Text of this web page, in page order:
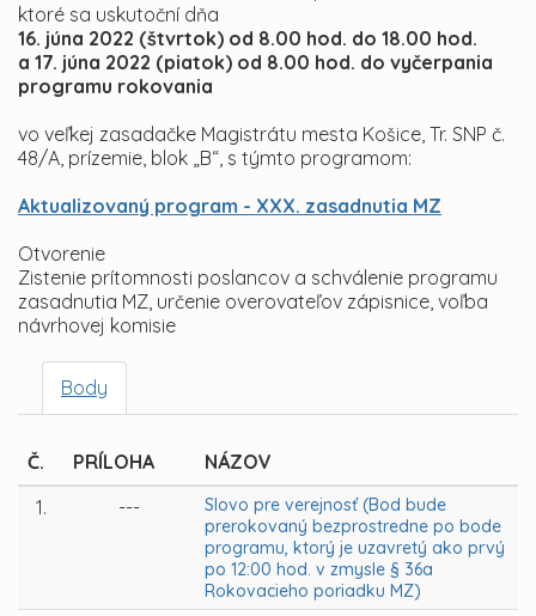
ktoré sa uskutoční dňa
16. júna 2022 (štvrtok) od 8.00 hod. do 18.00 hod.
a 17. júna 2022 (piatok) od 8.00 hod. do vyčerpania
programu rokovania
vo veľkej zasadačke Magistrátu mesta Košice, Tr. SNP č.
48/A, prízemie, blok „B“, s týmto programom:
Aktualizovaný program - XXX. zasadnutia MZ
Otvorenie
Zistenie prítomnosti poslancov a schválenie programu
zasadnutia MZ, určenie overovateľov zápisnice, voľba
návrhovej komisie
Body
Č. PRÍLOHA
NÁZOV
1.
---
Slovo pre verejnosť (Bod bude
prerokovaný bezprostredne po bode
programu, ktorý je uzavretý ako prvý
po 12:00 hod. v zmysle § 36a
Rokovacieho poriadku MZ)